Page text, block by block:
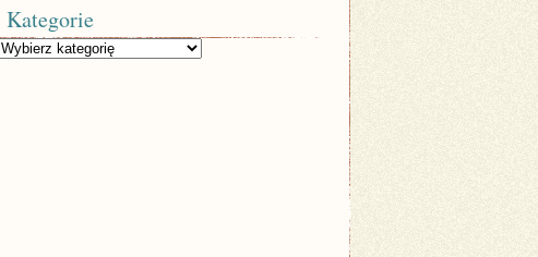
Kategorie
Kategorie